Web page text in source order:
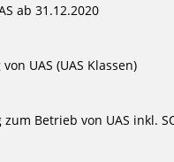
ab 31.12.2020
UAS (UAS Klassen)
Betrieb von UAS inkl.